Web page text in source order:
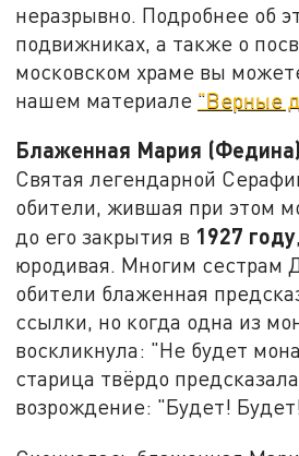
неразрывно. Подробнее об
подвижниках, а также о
московском храме вы
нашем материале "Верные
Блаженная Мария
Святая легендарной
обители, жившая при этом
до его закрытия в 1927 году
юродивая. Многим сестрам
обители блаженная
ссылки, но когда одна из
воскликнула: "Не будет
старица твёрдо
возрождение: "Будет!